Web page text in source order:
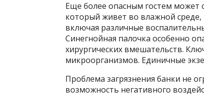
Еще более опасным гостем может
который живет во влажной
включая различные
Синегнойная палочка особенно
хирургических вмешательств.
микроорганизмов. Единичные
Проблема загрязнения банки не
возможность негативного